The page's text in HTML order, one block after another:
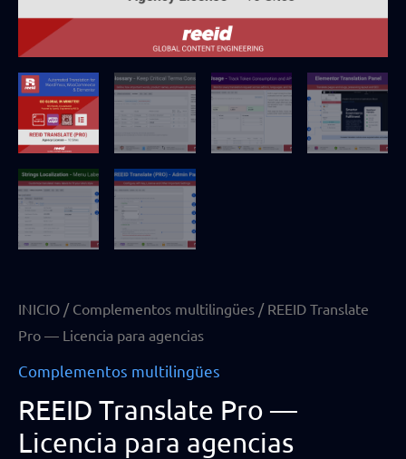
INICIO / Complementos multilingües / REEID Translate
Pro — Licencia para agencias
Complementos multilingües
REEID Translate Pro —
Licencia para agencias